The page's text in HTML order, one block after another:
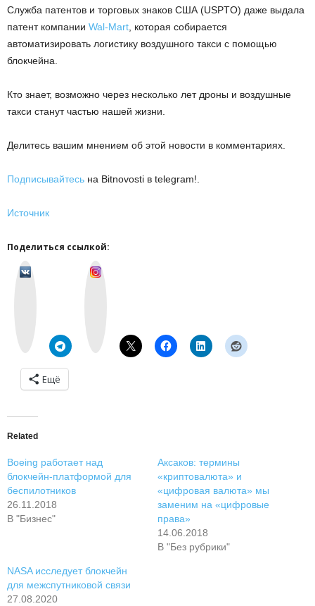
Служба патентов и торговых знаков США (USPTO) даже выдала
патент компании Wal-Mart , которая собирается
автоматизировать логистику воздушного такси с помощью
блокчейна.
Кто знает, возможно через несколько лет дроны и воздушные
такси станут частью нашей жизни.
Делитесь вашим мнением об этой новости в комментариях.
Подписывайтесь на Bitnovosti в telegram!.
Источник
Поделиться ссылкой:
Ещё
Related
Boeing работает над
блокчейн-платформой для
беспилотников
26.11.2018
В "Бизнес"
Аксаков: термины
«криптовалюта» и
«цифровая валюта» мы
заменим на «цифровые
права»
14.06.2018
В "Без рубрики"
NASA исследует блокчейн
для межспутниковой связи
27.08.2020